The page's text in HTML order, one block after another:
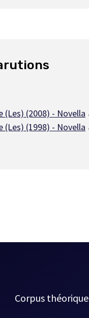
(Les) (2008) - Novella
(Les) (1998) - Novella
Corpus théorique